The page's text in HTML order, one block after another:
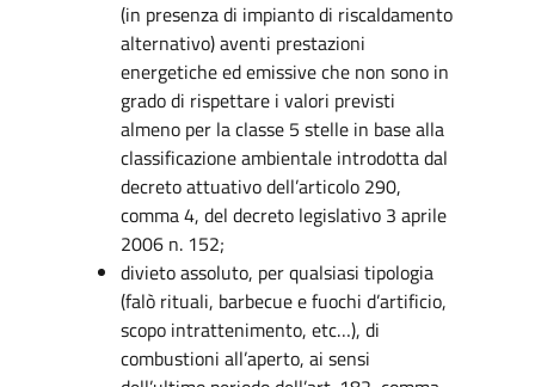
(in presenza di impianto di riscaldamento
alternativo) aventi prestazioni
energetiche ed emissive che non sono in
grado di rispettare i valori previsti
almeno per la classe 5 stelle in base alla
classificazione ambientale introdotta dal
decreto attuativo dell’articolo 290,
comma 4, del decreto legislativo 3 aprile
2006 n. 152;
divieto assoluto, per qualsiasi tipologia
(falò rituali, barbecue e fuochi d’artificio,
scopo intrattenimento, etc…), di
combustioni all’aperto, ai sensi